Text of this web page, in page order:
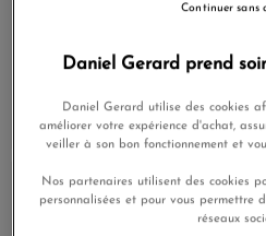
Cadran Noir
795,00 €
En Stock
Daniel Gerard prend
Daniel Gerard utilise des cookies
améliorer votre expérience d'achat,
veiller à son bon fonctionnement et
Nos partenaires utilisent des cookies
personnalisées et pour vous permettre
réseaux
Continuer sans